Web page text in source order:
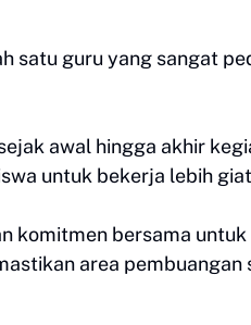
satu guru yang sangat
awal hingga akhir
untuk bekerja lebih
komitmen bersama
area